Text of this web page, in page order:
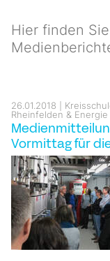
Hier finden
26.01.2018
Rheinfelden &
Vormittag für